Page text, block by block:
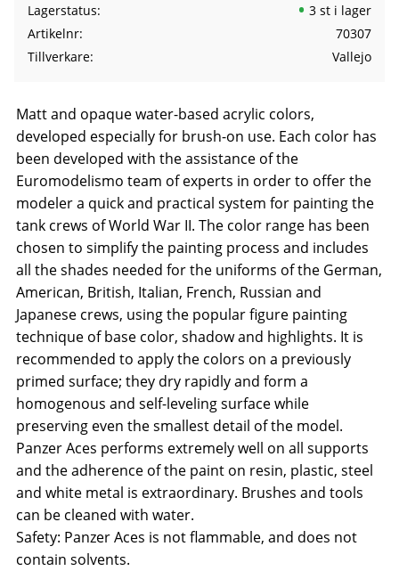
Lagerstatus
3 st i lager
Artikelnr
70307
Tillverkare
Vallejo
Matt and opaque water-based acrylic colors,
developed especially for brush-on use. Each color has
been developed with the assistance of the
Euromodelismo team of experts in order to offer the
modeler a quick and practical system for painting the
tank crews of World War II. The color range has been
chosen to simplify the painting process and includes
all the shades needed for the uniforms of the German,
American, British, Italian, French, Russian and
Japanese crews, using the popular figure painting
technique of base color, shadow and highlights. It is
recommended to apply the colors on a previously
primed surface; they dry rapidly and form a
homogenous and self-leveling surface while
preserving even the smallest detail of the model.
Panzer Aces performs extremely well on all supports
and the adherence of the paint on resin, plastic, steel
and white metal is extraordinary. Brushes and tools
can be cleaned with water.
Safety: Panzer Aces is not flammable, and does not
contain solvents.